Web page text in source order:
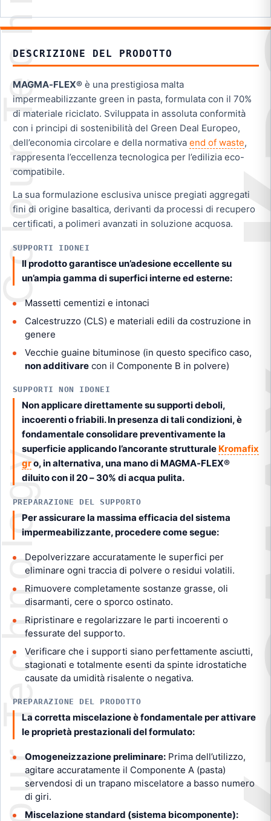
DESCRIZIONE DEL PRODOTTO
MAGMA-FLEX®è una prestigiosa malta
impermeabilizzante green in pasta, formulata con il 70%
di materiale riciclato. Sviluppata in assoluta conformità
con i principi di sostenibilità del Green Deal Europeo,
dell’economia circolare e della normativa end of waste,
rappresenta l’eccellenza tecnologica per l’edilizia eco-
compatibile.
La sua formulazione esclusiva unisce pregiati aggregati
fini di origine basaltica, derivanti da processi di recupero
certificati, a polimeri avanzati in soluzione acquosa.
SUPPORTI IDONEI
Il prodotto garantisce un’adesione eccellente su
un’ampia gamma di superfici interne ed esterne:
Massetti cementizi e intonaci
Calcestruzzo (CLS) e materiali edili da costruzione in
genere
Vecchie guaine bituminose (in questo specifico caso,
non additivarecon il Componente B in polvere)
SUPPORTI NON IDONEI
Non applicare direttamente su supporti deboli,
incoerenti o friabili. In presenza di tali condizioni, è
fondamentale consolidare preventivamente la
superficie applicando l’ancorante strutturale Kromafix
gro, in alternativa, una mano di MAGMA-FLEX®
diluito con il 20 – 30% di acqua pulita.
PREPARAZIONE DEL SUPPORTO
Per assicurare la massima efficacia del sistema
impermeabilizzante, procedere come segue:
Depolverizzare accuratamente le superfici per
eliminare ogni traccia di polvere o residui volatili.
Rimuovere completamente sostanze grasse, oli
disarmanti, cere o sporco ostinato.
Ripristinare e regolarizzare le parti incoerenti o
fessurate del supporto.
Verificare che i supporti siano perfettamente asciutti,
stagionati e totalmente esenti da spinte idrostatiche
causate da umidità risalente o negativa.
PREPARAZIONE DEL PRODOTTO
La corretta miscelazione è fondamentale per attivare
le proprietà prestazionali del formulato:
Omogeneizzazione preliminare:Prima dell’utilizzo,
agitare accuratamente il Componente A (pasta)
servendosi di un trapano miscelatore a basso numero
di giri.
Miscelazione standard (sistema bicomponente):